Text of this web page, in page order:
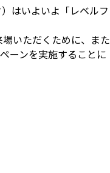
はいよいよ「レベルフ
いただくために、また
ーンを実施することに